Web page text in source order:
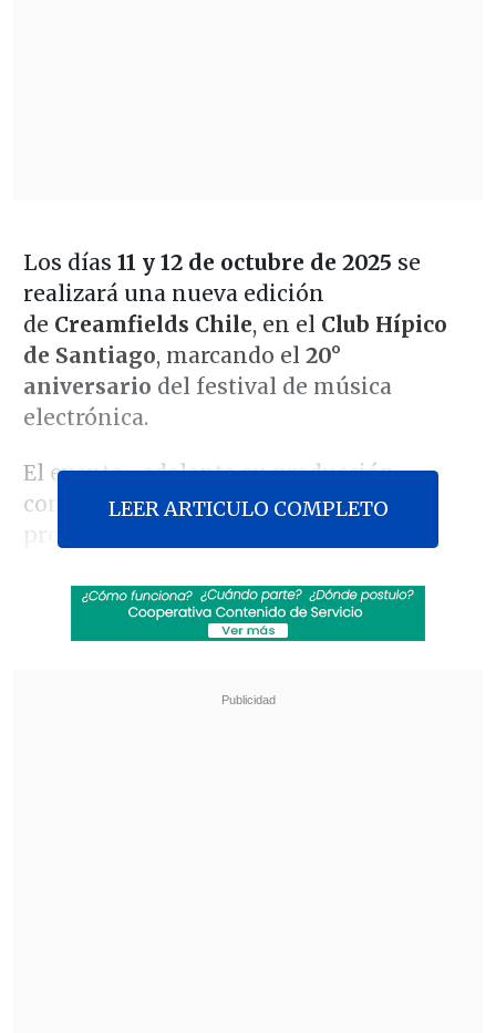
Los días 11 y 12 de octubre de 2025 se
realizará una nueva edición
de Creamfields Chile, en el Club Hípico
de Santiago, marcando el 20°
aniversario del festival de música
electrónica.
El evento -adelanta su producción-
contará conmúltiples escenariosque
presentarán propuestas musicales
audiovisuales y shows lumínicos.
Revelan video clave sobre el accidente de
LEER ARTICULO COMPLETO